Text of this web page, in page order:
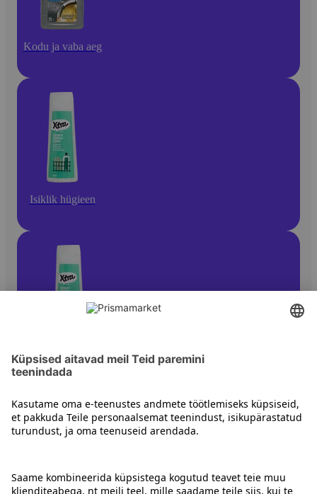
Kodu ja vaba aeg
Isiklik hügieen
Šampoonid ja palsamid